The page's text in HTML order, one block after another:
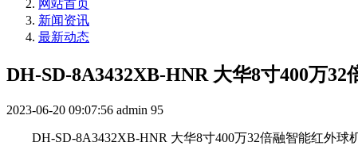
网站首页
新闻资讯
最新动态
DH-SD-8A3432XB-HNR 大华8寸400万32
2023-06-20 09:07:56 admin 95
DH-SD-8A3432XB-HNR 大华8寸400万32倍融智能红外球